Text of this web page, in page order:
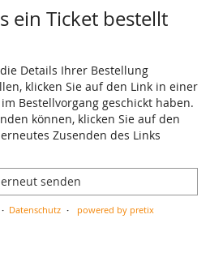
ein Ticket bestellt
Details Ihrer Bestellung
klicken Sie auf den Link in einer
Bestellvorgang geschickt haben.
können, klicken Sie auf den
Zusenden des Links
senden
Datenschutz powered by pretix